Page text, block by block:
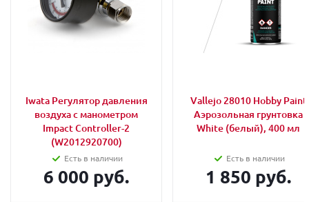
Iwata Регулятор давления
воздуха с манометром
Impact Controller-2
(W2012920700)
Есть в наличии
6 000 руб.
Vallejo 28010 Hobby Paint
Аэрозольная грунтовка
White (белый), 400 мл
Есть в наличии
1 850 руб.